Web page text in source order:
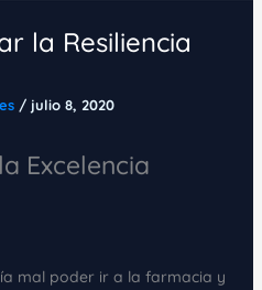
la Resiliencia
/ julio 8, 2020
Excelencia
mal poder ir a la farmacia y